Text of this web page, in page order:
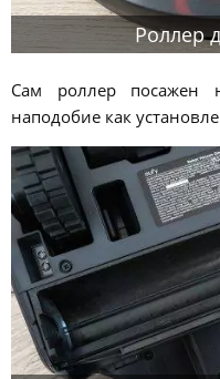
Роллер
Сам роллер посажен
наподобие как